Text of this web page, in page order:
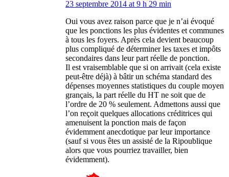
23 septembre 2014 at 9 h 29 min
Oui vous avez raison parce que je n’ai évoqué
que les ponctions les plus évidentes et communes
à tous les foyers. Après cela devient beaucoup
plus compliqué de déterminer les taxes et impôts
secondaires dans leur part réelle de ponction.
Il est vraisemblable que si on arrivait (cela existe
peut-être déjà) à bâtir un schéma standard des
dépenses moyennes statistiques du couple moyen
grançais, la part réelle du HT ne soit que de
l’ordre de 20 % seulement. Admettons aussi que
l’on reçoit quelques allocations créditrices qui
amenuisent la ponction mais de façon
évidemment anecdotique par leur importance
(sauf si vous êtes un assisté de la Ripoublique
alors que vous pourriez travailler, bien
évidemment).